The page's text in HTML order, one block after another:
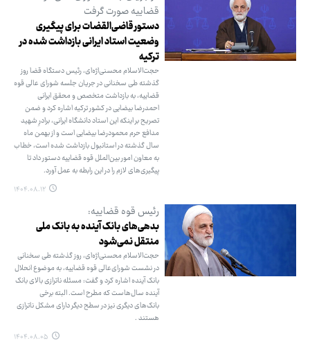
قضاییه صورت گرفت
دستور قاضی‌القضات برای پیگیری
وضعیت استاد ایرانی بازداشت شده در
ترکیه
حجت‌الاسلام محسنی‌اژه‌ای، رئیس دستگاه قضا روز
گذشته طی سخنانی در جریان جلسه شورای عالی قوه
قضاییه، به بازداشت متخصص و محقق ایرانی
احمدرضا بیضایی در کشور ترکیه اشاره کرد و ضمن
تصریح بر اینکه این استاد دانشگاه ایرانی، برادرِ شهید
مدافع حرم محمودرضا بیضایی است و از بهمن ماه
سال گذشته در استانبول بازداشت شده است، خطاب
به معاون امور بین‌الملل قوه قضاییه دستور داد تا
پیگیری‌های لازم را در این رابطه به عمل آورد.
۱۴۰۴.۰۸.۱۲
رئیس قوه قضاییه:
بدهی‌های بانک آینده به بانک ملی
منتقل نمی‌شود
حجت‌الاسلام محسنی‌اژه‌ای، روز گذشته طی سخنانی
در نشست شورای‌عالی قوه قضاییه، به موضوع انحلال
بانک آینده اشاره کرد و گفت: مسئله ناترازی بالای بانک
آینده سال‌هاست که مطرح است. البته برخی
بانک‌های دیگری نیز در سطح دیگر دارای مشکل ناترازی
هستند .
۱۴۰۴.۰۸.۰۵